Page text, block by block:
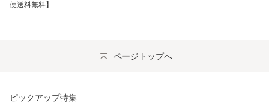
便送料無料】
ページトップへ
ピックアップ特集